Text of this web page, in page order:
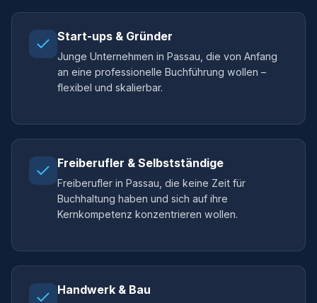
Start-ups & Gründer
Junge Unternehmen in Passau, die von Anfang
an eine professionelle Buchführung wollen –
flexibel und skalierbar.
Freiberufler & Selbstständige
Freiberufler in Passau, die keine Zeit für
Buchhaltung haben und sich auf ihre
Kernkompetenz konzentrieren wollen.
Handwerk & Bau